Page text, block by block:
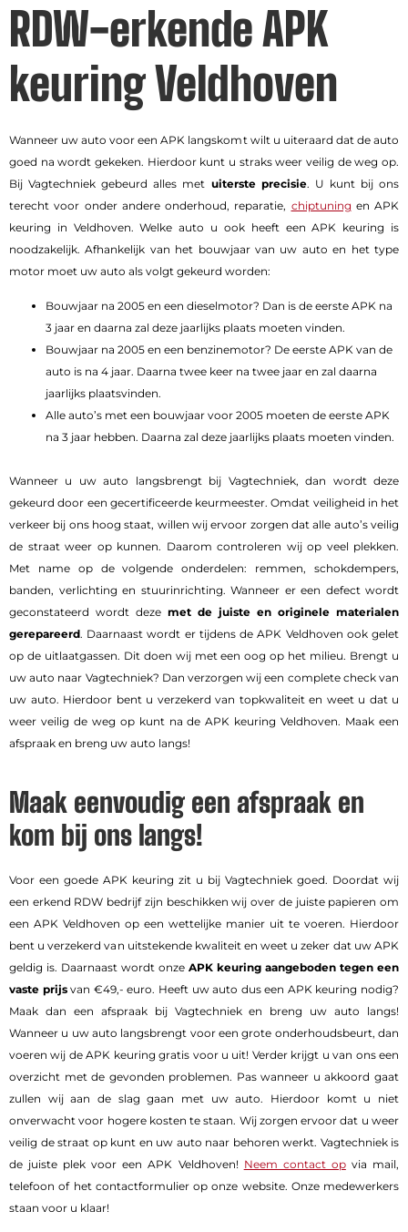
RDW-erkende APK
keuring Veldhoven
Wanneer uw auto voor een APK langskomt wilt u uiteraard dat de auto
goed na wordt gekeken. Hierdoor kunt u straks weer veilig de weg op.
Bij Vagtechniek gebeurd alles met uiterste precisie. U kunt bij ons
terecht voor onder andere onderhoud, reparatie, chiptuning en APK
keuring in Veldhoven. Welke auto u ook heeft een APK keuring is
noodzakelijk. Afhankelijk van het bouwjaar van uw auto en het type
motor moet uw auto als volgt gekeurd worden:
Bouwjaar na 2005 en een dieselmotor? Dan is de eerste APK na
3 jaar en daarna zal deze jaarlijks plaats moeten vinden.
Bouwjaar na 2005 en een benzinemotor? De eerste APK van de
auto is na 4 jaar. Daarna twee keer na twee jaar en zal daarna
jaarlijks plaatsvinden.
Alle auto’s met een bouwjaar voor 2005 moeten de eerste APK
na 3 jaar hebben. Daarna zal deze jaarlijks plaats moeten vinden.
Wanneer u uw auto langsbrengt bij Vagtechniek, dan wordt deze
gekeurd door een gecertificeerde keurmeester. Omdat veiligheid in het
verkeer bij ons hoog staat, willen wij ervoor zorgen dat alle auto’s veilig
de straat weer op kunnen. Daarom controleren wij op veel plekken.
Met name op de volgende onderdelen: remmen, schokdempers,
banden, verlichting en stuurinrichting. Wanneer er een defect wordt
geconstateerd wordt deze met de juiste en originele materialen
gerepareerd. Daarnaast wordt er tijdens de APK Veldhoven ook gelet
op de uitlaatgassen. Dit doen wij met een oog op het milieu. Brengt u
uw auto naar Vagtechniek? Dan verzorgen wij een complete check van
uw auto. Hierdoor bent u verzekerd van topkwaliteit en weet u dat u
weer veilig de weg op kunt na de APK keuring Veldhoven. Maak een
afspraak en breng uw auto langs!
Maak eenvoudig een afspraak en
kom bij ons langs!
Voor een goede APK keuring zit u bij Vagtechniek goed. Doordat wij
een erkend RDW bedrijf zijn beschikken wij over de juiste papieren om
een APK Veldhoven op een wettelijke manier uit te voeren. Hierdoor
bent u verzekerd van uitstekende kwaliteit en weet u zeker dat uw APK
geldig is. Daarnaast wordt onze APK keuring aangeboden tegen een
vaste prijsvan €49,- euro. Heeft uw auto dus een APK keuring nodig?
Maak dan een afspraak bij Vagtechniek en breng uw auto langs!
Wanneer u uw auto langsbrengt voor een grote onderhoudsbeurt, dan
voeren wij de APK keuring gratis voor u uit! Verder krijgt u van ons een
overzicht met de gevonden problemen. Pas wanneer u akkoord gaat
zullen wij aan de slag gaan met uw auto. Hierdoor komt u niet
onverwacht voor hogere kosten te staan. Wij zorgen ervoor dat u weer
veilig de straat op kunt en uw auto naar behoren werkt. Vagtechniek is
de juiste plek voor een APK Veldhoven! Neem contact opvia mail,
telefoon of het contactformulier op onze website. Onze medewerkers
staan voor u klaar!